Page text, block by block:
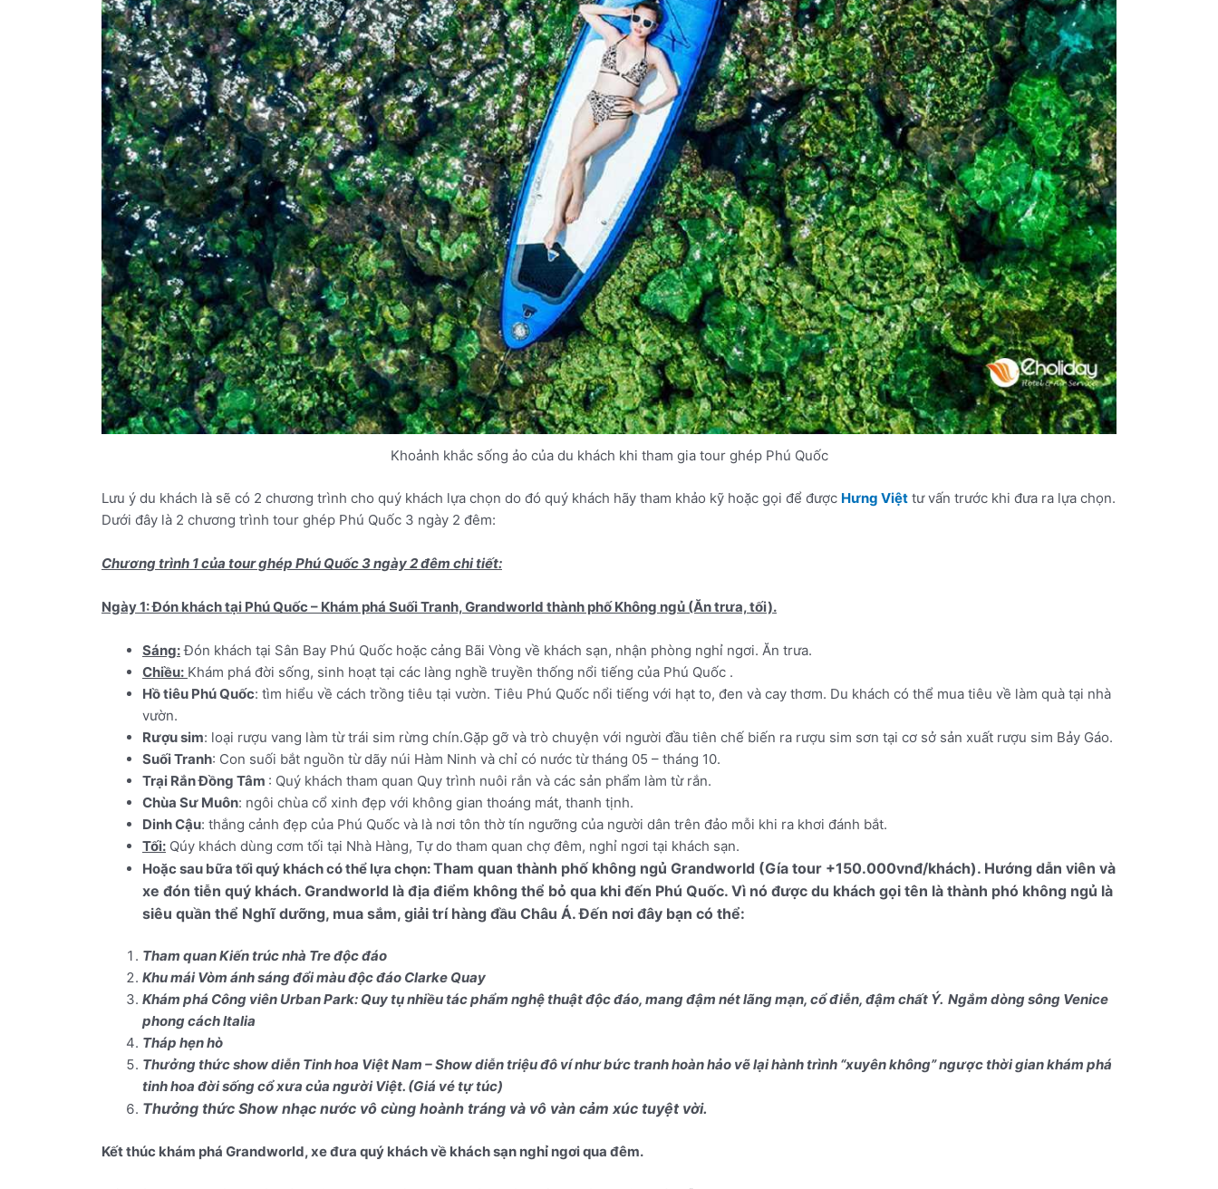
Khoảnh khắc sống ảo của du khách khi tham gia tour ghép Phú Quốc
Dưới đây là 2 chương trình tour ghép Phú Quốc 3 ngày 2 đêm:
Chiều: Khám phá đời sống, sinh hoạt tại các làng nghề truyền thống nổi tiếng của Phú Quốc .
Hồ tiêu Phú Quốc : tìm hiểu về cách trồng tiêu tại vườn. Tiêu Phú Quốc nổi tiếng với hạt to, đen và cay thơm. Du khách có thể mua tiêu về làm quà tại nhà
vườn.
Rượu sim
Suối Tranh : Con suối bắt nguồn từ dãy núi Hàm Ninh và chỉ có nước từ tháng 05 – tháng 10.
Trại Rắn Đồng Tâm: Quý khách tham quan Quy trình nuôi rắn và các sản phẩm làm từ rắn.
Chùa Sư Muôn: ngôi chùa cổ xinh đẹp với không gian thoáng mát, thanh tịnh.
Dinh Cậu : thắng cảnh đẹp của Phú Quốc và là nơi tôn thờ tín ngưỡng của người dân trên đảo mỗi khi ra khơi đánh bắt.
Tối:Qúy khách dùng cơm tối tại Nhà Hàng, Tự do tham quan chợ đêm, nghỉ ngơi tại khách sạn.
Hoặc sau bữa tối quý khách có thể lựa chọn:Tham quan thành phố không ngủ Grandworld (Gía tour +150.000vnđ/khách). Hướng dẫn viên và
xe đón tiễn quý khách.Grandworld là địa điểm không thể bỏ qua khi đến Phú Quốc. Vì nó được du khách gọi tên là thành phó không ngủ là
siêu quần thể Nghĩ dưỡng, mua sắm, giải trí hàng đầu Châu Á. Đến nơi đây bạn có thể:
Khu mái Vòm ánh sáng đổi màu độc đáo Clarke Quay
Khám phá Công viên Urban Park: Quy tụ nhiều tác phẩm nghệ thuật độc đáo, mang đậm nét lãng mạn, cổ điễn, đậm chất Ý.
phong cách Italia
Tháp hẹn hò
Thưởng thức show diễn Tinh hoa Việt Nam – Show diễn triệu đô ví như bức tranh hoàn hảo vẽ lại hành trình “xuyên không” ngược thời gian khám phá
tinh hoa đời sống cổ xưa của người Việt. (Giá vé tự túc)
Thưởng thức Show nhạc nước vô cùng hoành tráng và vô vàn cảm xúc tuyệt vời.